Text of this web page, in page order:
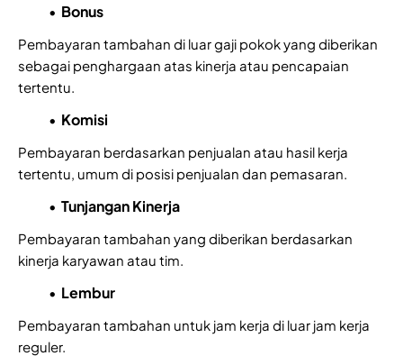
Bonus
Pembayaran tambahan di luar gaji pokok yang diberikan
sebagai penghargaan atas kinerja atau pencapaian
tertentu.
Komisi
Pembayaran berdasarkan penjualan atau hasil kerja
tertentu, umum di posisi penjualan dan pemasaran.
Tunjangan Kinerja
Pembayaran tambahan yang diberikan berdasarkan
kinerja karyawan atau tim.
Lembur
Pembayaran tambahan untuk jam kerja di luar jam kerja
reguler.